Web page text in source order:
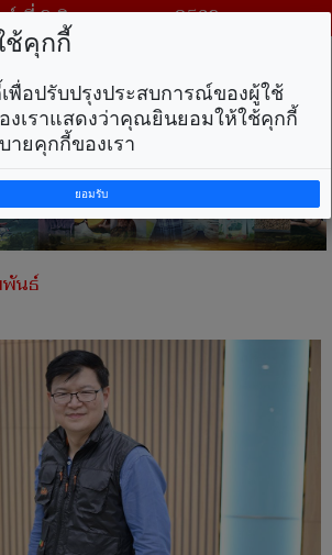
ร์ ที่ 8 สิงหาคม พ.ศ. 2569
พันธ์
ช้คุกกี้
พื่อปรับปรุงประสบการณ์ของผู้ใช้
งเราแสดงว่าคุณยินยอมให้ใช้คุกกี้
ยคุกกี้ของเรา
ยอมรับ